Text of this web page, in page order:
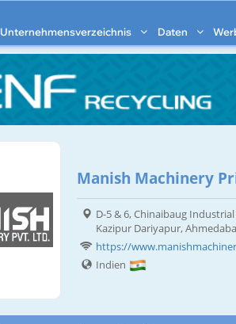
Unternehmensverzeichnis Daten
Manish Machinery
D-5 & 6, Chinaibaug
Kazipur Dariyapur,
https://
Indien